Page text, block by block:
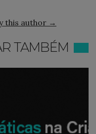
this author →
TAMBÉM